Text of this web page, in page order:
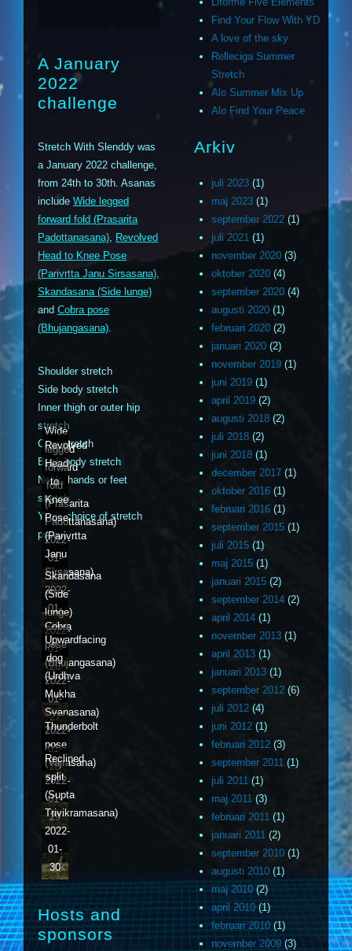
A January
2022
challenge
Stretch With Slenddy was
a January 2022 challenge,
from 24th to 30th. Asanas
include Wide legged
forward fold (Prasarita
Padottanasana)
Revolved
Head to Knee Pose
(Parivrtta Janu Sirsasana)
Skandasana (Side lunge)
and Cobra pose
(Bhujangasana)
Shoulder stretch
Side body stretch
Inner thigh or outer hip
stretch
Core stretch
Back body stretch
Neck, hands or feet
stretch
Yogis choice of stretch
pose
Wide
legged
forward
fold
(Prasarita
Padottanasana)
2022-
01-
24
Revolved
Head
to
Knee
Pose
(Parivrtta
Janu
Sirsasana)
2022-
01-
25
Skandasana
(Side
lunge)
2022-
01-
26
Cobra
pose
(Bhujangasana)
2022-
01-
27
Upwardfacing
dog
(Urdhva
Mukha
Svanasana)
2022-
01-
28
Thunderbolt
pose
(Vajrasana)
2022-
01-
29
Reclined
split
(Supta
Trivikramasana)
2022-
01-
30
Hosts and
sponsors
Find Your Flow With YD
A love of the sky
Relleciga Summer
Stretch
Alo Summer Mix Up
Alo Find Your Peace
Arkiv
juli 2023 (1)
maj 2023 (1)
september 2022 (1)
juli 2021 (1)
november 2020 (3)
oktober 2020 (4)
september 2020 (4)
augusti 2020 (1)
februari 2020 (2)
januari 2020 (2)
november 2019 (1)
juni 2019 (1)
april 2019 (2)
augusti 2018 (2)
juli 2018 (2)
juni 2018 (1)
december 2017 (1)
oktober 2016 (1)
februari 2016 (1)
september 2015 (1)
juli 2015 (1)
maj 2015 (1)
januari 2015 (2)
september 2014 (2)
april 2014 (1)
november 2013 (1)
april 2013 (1)
januari 2013 (1)
september 2012 (6)
juli 2012 (4)
juni 2012 (1)
februari 2012 (3)
september 2011 (1)
juli 2011 (1)
maj 2011 (3)
februari 2011 (1)
januari 2011 (2)
september 2010 (1)
augusti 2010 (1)
maj 2010 (2)
april 2010(1)
februari 2010(1)
november 2009 (3)